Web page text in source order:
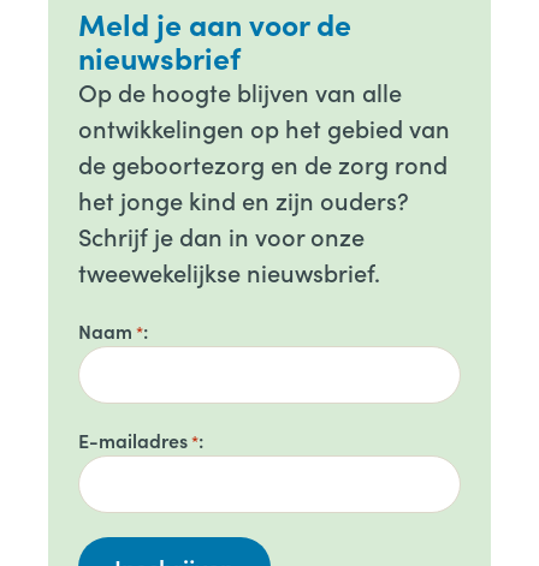
Meld je aan voor de
nieuwsbrief
Op de hoogte blijven van alle
ontwikkelingen op het gebied van
de geboortezorg en de zorg rond
het jonge kind en zijn ouders?
Schrijf je dan in voor onze
tweewekelijkse nieuwsbrief.
Naam *
E-mailadres*